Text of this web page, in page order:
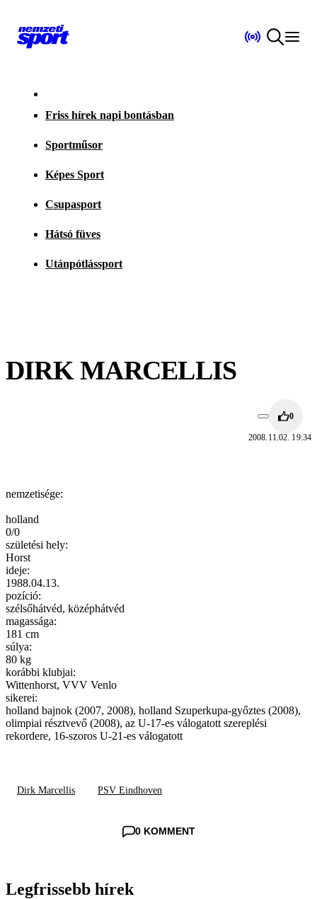
Friss hírek napi bontásban
Sportműsor
Képes Sport
Csupasport
Hátsó füves
Utánpótlássport
DIRK MARCELLIS
0
2008.11.02. 19:34
nemzetisége:
holland
0/0
születési hely:
Horst
ideje:
1988.04.13.
pozíció:
szélsőhátvéd, középhátvéd
magassága:
181 cm
súlya:
80 kg
korábbi klubjai:
Wittenhorst, VVV Venlo
sikerei:
holland bajnok (2007, 2008), holland Szuperkupa-győztes (2008),
olimpiai résztvevő (2008), az U-17-es válogatott szereplési
rekordere, 16-szoros U-21-es válogatott
Dirk Marcellis PSV Eindhoven
0 KOMMENT
Legfrissebb hírek